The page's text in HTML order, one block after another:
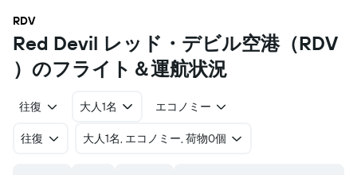
RDV
Red Devil レッド・デビル空港​（RDV​
）のフライト＆運航状況
往復 大人1名 エコノミー
往復 ​大人1名, エコノミー, 荷物0個